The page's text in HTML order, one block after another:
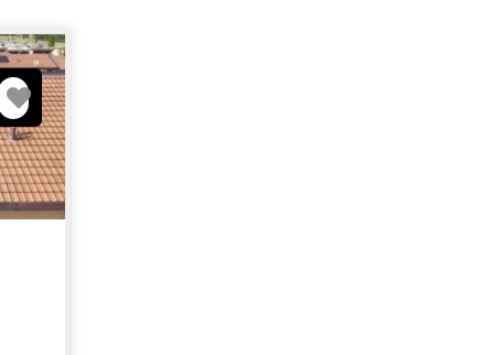
Favorito